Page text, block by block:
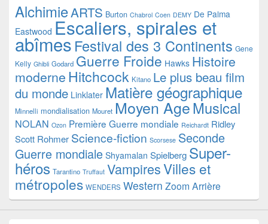
AlchimieARTS Burton Chabrol Coen DEMY De Palma
Eastwood Escaliers, spirales et
abîmes Festival des 3 Continents Gene
Kelly Ghibli Godard Guerre Froide Hawks Histoire
moderne Hitchcock Kitano Le plus beau film
du monde Linklater Matière géographique
Minnelli mondialisation Mouret Moyen AgeMusical
NOLAN Ozon Première Guerre mondiale Reichardt Ridley
Scott Rohmer Science-fiction Scorsese Seconde
Guerre mondiale Shyamalan Spielberg Super-
héros Tarantino Truffaut VampiresVilles et
métropoles WENDERS Western Zoom Arrière